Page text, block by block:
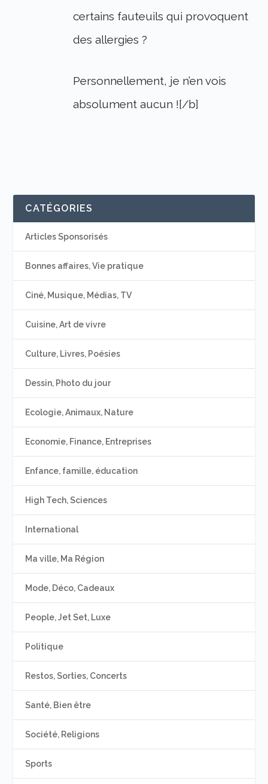
certains fauteuils qui provoquent
des allergies ?
Personnellement, je n’en vois
absolument aucun ![/b]
CATÉGORIES
Articles Sponsorisés
Bonnes affaires, Vie pratique
Ciné, Musique, Médias, TV
Cuisine, Art de vivre
Culture, Livres, Poésies
Dessin, Photo du jour
Ecologie, Animaux, Nature
Economie, Finance, Entreprises
Enfance, famille, éducation
High Tech, Sciences
International
Ma ville, Ma Région
Mode, Déco, Cadeaux
People, Jet Set, Luxe
Politique
Restos, Sorties, Concerts
Santé, Bien être
Société, Religions
Sports